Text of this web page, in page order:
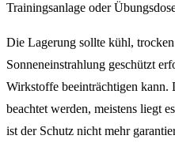
Trainingsanlage oder
Die Lagerung sollte kühl,
Sonneneinstrahlung geschützt
Wirkstoffe beeinträchtigen kann.
beachtet werden, meistens liegt
ist der Schutz nicht mehr